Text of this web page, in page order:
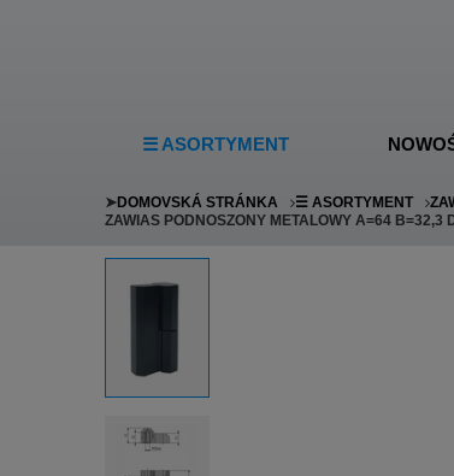
☰ ASORTYMENT
➤DOMOVSKÁ STRÁNKA ☰ ASORTYMENT
ZAWIAS PODNOSZONY METALOWY A=64